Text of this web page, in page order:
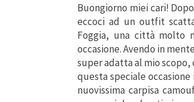
Buongiorno miei cari!
eccoci ad un outfit
Foggia, una città molto
occasione. Avendo in
super adatta al mio
questa speciale
nuovissima carpisa